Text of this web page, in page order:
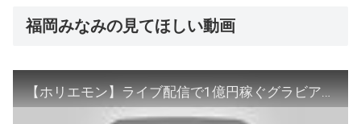
福岡みなみの見てほしい動画
【ホリエモン】ライブ配信で1億円稼ぐグラビアモデル福岡みなみ。ホリエモンの言う通りに●●出したから芸能界でなりあがった!成功する方法教えます【堀江貴文/マインド/思考/切り抜き/グラドル/ライバー】